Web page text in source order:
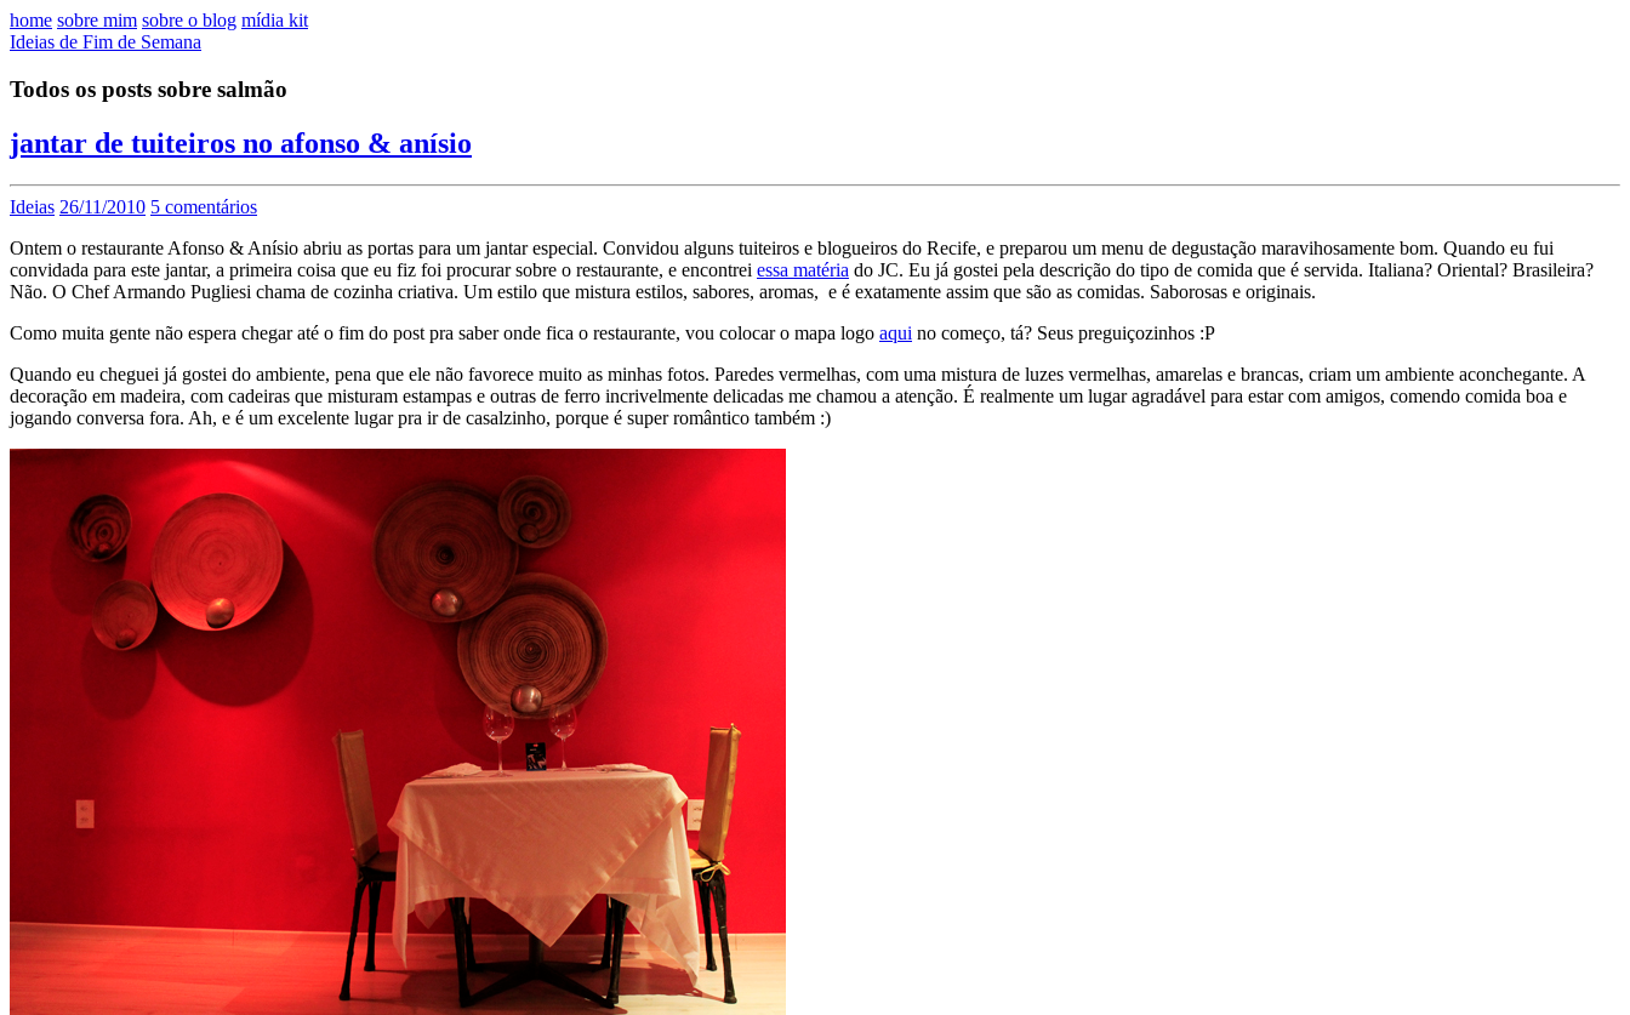
home sobre mim sobre o blog mídia kit
Ideias de Fim de Semana
Todos os posts sobre salmão
jantar de tuiteiros no afonso & anísio
Ideias 26/11/2010 5 comentários
Ontem o restaurante Afonso & Anísio abriu as portas para um jantar especial. Convidou alguns tuiteiros e blogueiros do Recife, e preparou um menu de degustação maravihosamente bom. Quando eu fui
convidada para este jantar, a primeira coisa que eu fiz foi procurar sobre o restaurante, e encontrei essa matéria do JC. Eu já gostei pela descrição do tipo de comida que é servida. Italiana? Oriental? Brasileira?
Não. O Chef Armando Pugliesi chama de cozinha criativa. Um estilo que mistura estilos, sabores, aromas, e é exatamente assim que são as comidas. Saborosas e originais.
Como muita gente não espera chegar até o fim do post pra saber onde fica o restaurante, vou colocar o mapa logo aqui no começo, tá? Seus preguiçozinhos :P
Quando eu cheguei já gostei do ambiente, pena que ele não favorece muito as minhas fotos. Paredes vermelhas, com uma mistura de luzes vermelhas, amarelas e brancas, criam um ambiente aconchegante. A
decoração em madeira, com cadeiras que misturam estampas e outras de ferro incrivelmente delicadas me chamou a atenção. É realmente um lugar agradável para estar com amigos, comendo comida boa e
jogando conversa fora. Ah, e é um excelente lugar pra ir de casalzinho, porque é super romântico também :)